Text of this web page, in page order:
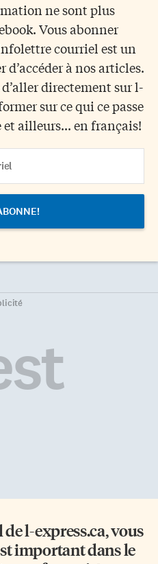
ne sont plus
Vous abonner
courriel est un
à nos articles.
directement sur l-
sur ce qui ce passe
ailleurs... en français!
del-express.ca, vous
important dans le